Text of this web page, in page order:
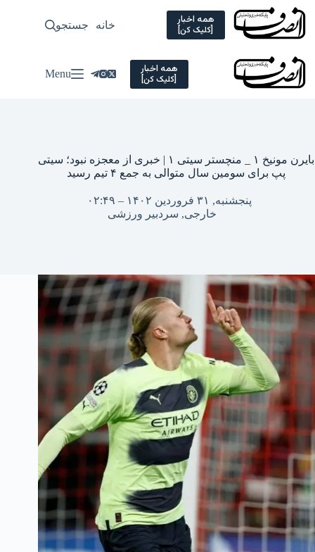
Skip
content
همه اخبار
[کلیک کن] خانه سیاسی
جستجو
همه اخبار
[کلیک کن] Menu
بایرن مونیخ ۱ _ منچستر سیتی ۱ | خبری از معجزه نبود؛ سیتی
پپ برای سومین سال متوالی به جمع ۴ تیم رسید
پنجشنبه, ۳۱ فروردین ۱۴۰۲ – ۰۲:۴۹
خارجی, سردبیر ورزشی